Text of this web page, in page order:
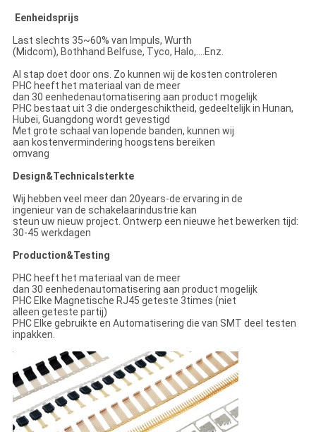
Eenheidsprijs
Last slechts 35~60% van Impuls, Wurth
(Midcom), Bothhand Belfuse, Tyco, Halo,….Enz.
Al stap doet door ons. Zo kunnen wij de kosten controleren
PHC heeft het materiaal van de meer
dan 30 eenhedenautomatisering aan product mogelijk
PHC bestaat uit 3 die ondergeschiktheid, gedeeltelijk in Hunan,
Hubei, Guangdong wordt gevestigd
Met grote schaal van lopende banden, kunnen wij
aan kostenvermindering hoogstens bereiken
omvang
Design&Technicalsterkte
Wij hebben veel meer dan 20years-de ervaring in de
ingenieur van de schakelaarindustrie kan
steun uw nieuw project. Ontwerp een nieuwe het bewerken tijd:
30-45 werkdagen
Production&Testing
PHC heeft het materiaal van de meer
dan 30 eenhedenautomatisering aan product mogelijk
PHC Elke Magnetische RJ45 geteste 3times (niet
alleen geteste partij)
PHC Elke gebruikte en Automatisering die van SMT deel testen
inpakken.